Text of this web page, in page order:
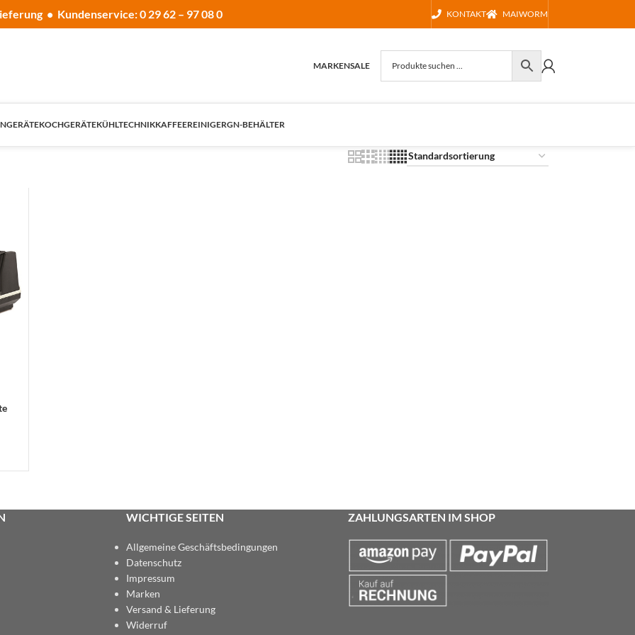
• Kundenservice: 0 29 62 – 97 08 0 KONTAKT MAIWORM
MARKENSALE
KOCHGERÄTEKÜHLTECHNIKKAFFEEREINIGERGN-BEHÄLTER
WICHTIGE SEITEN
Allgemeine Geschäftsbedingungen
Datenschutz
Impressum
Marken
Versand & Lieferung
Widerruf
ZAHLUNGSARTEN IM SHOP